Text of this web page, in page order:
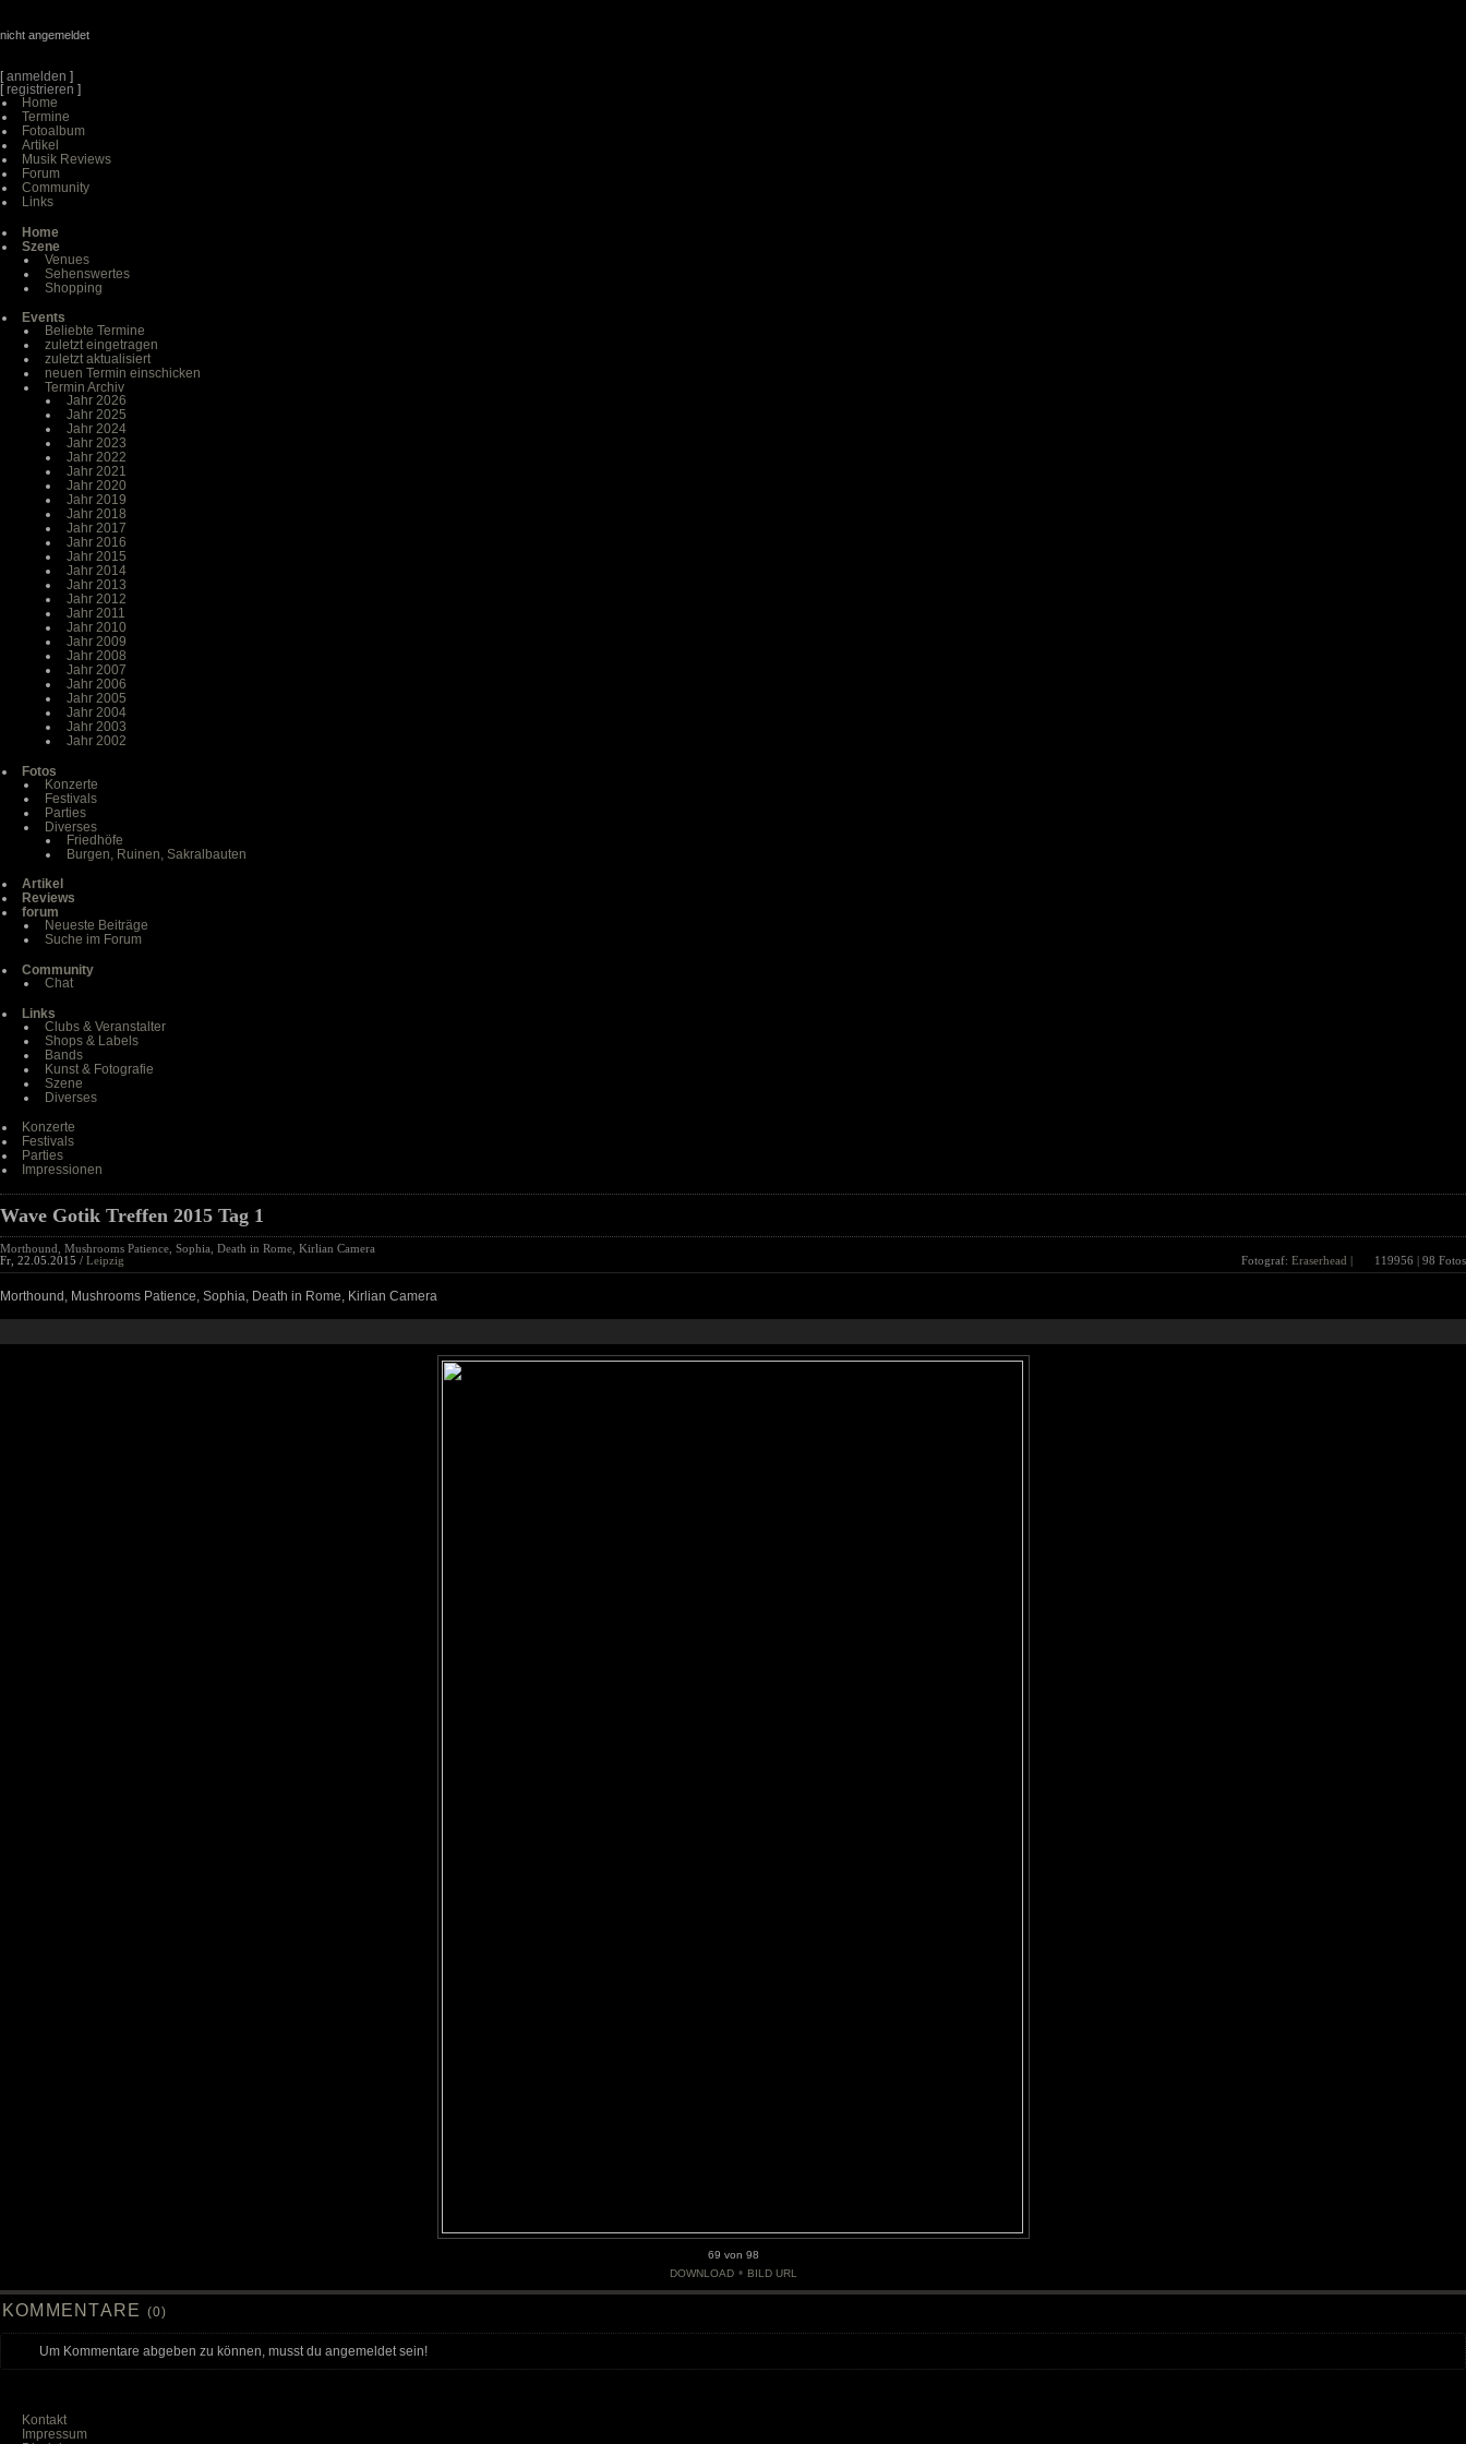
nicht angemeldet
[anmelden ]
[registrieren ]
Home
Termine
Fotoalbum
Artikel
Musik Reviews
Forum
Community
Links
Home
Szene
Venues
Sehenswertes
Shopping
Events
Beliebte Termine
zuletzt eingetragen
zuletzt aktualisiert
neuen Termin einschicken
Termin Archiv
Jahr 2026
Jahr 2025
Jahr 2024
Jahr 2023
Jahr 2022
Jahr 2021
Jahr 2020
Jahr 2019
Jahr 2018
Jahr 2017
Jahr 2016
Jahr 2015
Jahr 2014
Jahr 2013
Jahr 2012
Jahr 2011
Jahr 2010
Jahr 2009
Jahr 2008
Jahr 2007
Jahr 2006
Jahr 2005
Jahr 2004
Jahr 2003
Jahr 2002
Fotos
Konzerte
Festivals
Parties
Diverses
Friedhöfe
Burgen, Ruinen, Sakralbauten
Artikel
Reviews
forum
Neueste Beiträge
Suche im Forum
Community
Chat
Links
Clubs & Veranstalter
Shops & Labels
Bands
Kunst & Fotografie
Szene
Diverses
Konzerte
Festivals
Parties
Impressionen
Wave Gotik Treffen 2015 Tag 1
Morthound, Mushrooms Patience, Sophia, Death in Rome, Kirlian Camera
Fr, 22.05.2015 / Leipzig Fotograf: Eraserhead | 119956 | 98 Fotos
Morthound, Mushrooms Patience, Sophia, Death in Rome, Kirlian Camera
69 von 98
DOWNLOAD • BILD URL
KOMMENTARE (0)
Um Kommentare abgeben zu können, musst du angemeldet sein!
Kontakt
Impressum